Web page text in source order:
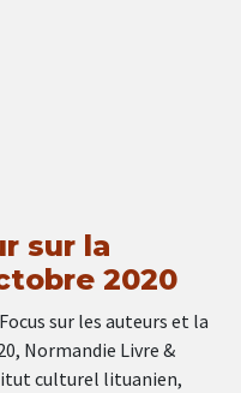
sur la
2020
sur les auteurs et la
Normandie Livre &
culturel lituanien,